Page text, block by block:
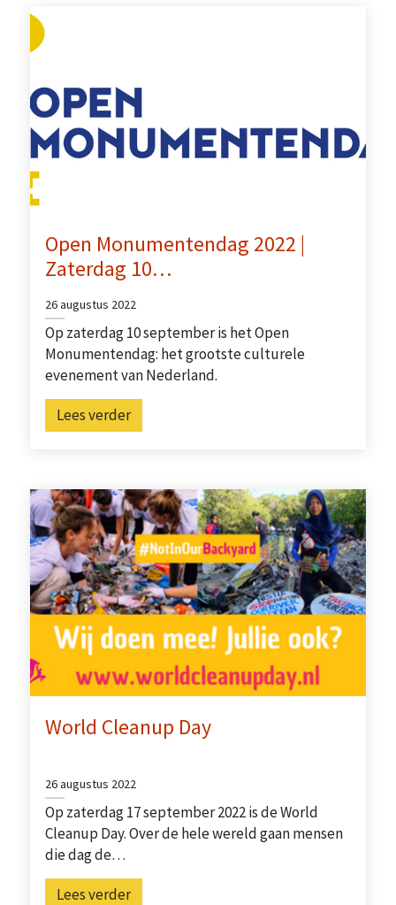
Open Monumentendag 2022 |
Zaterdag 10…
26 augustus 2022
Op zaterdag 10 september is het Open
Monumentendag: het grootste culturele
evenement van Nederland.
Lees verder
World Cleanup Day
26 augustus 2022
Op zaterdag 17 september 2022 is de World
Cleanup Day. Over de hele wereld gaan mensen
die dag de…
Lees verder